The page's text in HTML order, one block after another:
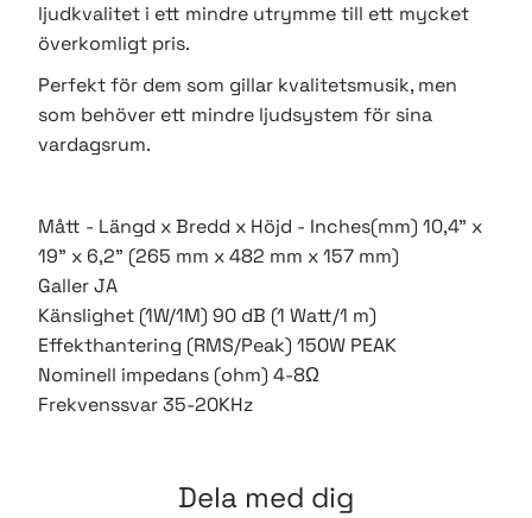
ljudkvalitet i ett mindre utrymme till ett mycket
överkomligt pris.
Perfekt för dem som gillar kvalitetsmusik, men
som behöver ett mindre ljudsystem för sina
vardagsrum.
Mått - Längd x Bredd x Höjd - Inches(mm) 10,4" x
19" x 6,2" (265 mm x 482 mm x 157 mm)
Galler JA
Känslighet (1W/1M) 90 dB (1 Watt/1 m)
Effekthantering (RMS/Peak) 150W PEAK
Nominell impedans (ohm) 4-8Ω
Frekvenssvar 35-20KHz
Dela med dig